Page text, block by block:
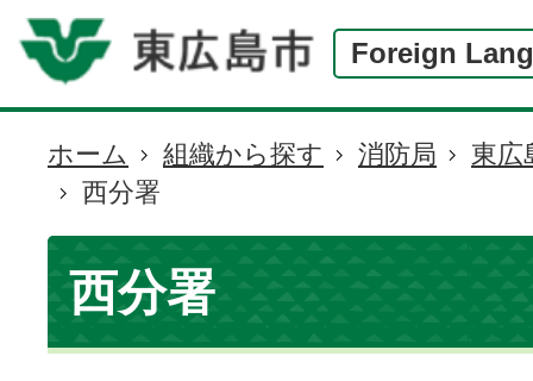
Foreign
現
在
の
位
置
ホーム 組織から探す 消防局
東広
西分署
西分署